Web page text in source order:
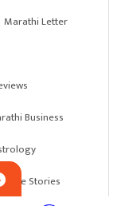
Marathi Letter
Business
Stories